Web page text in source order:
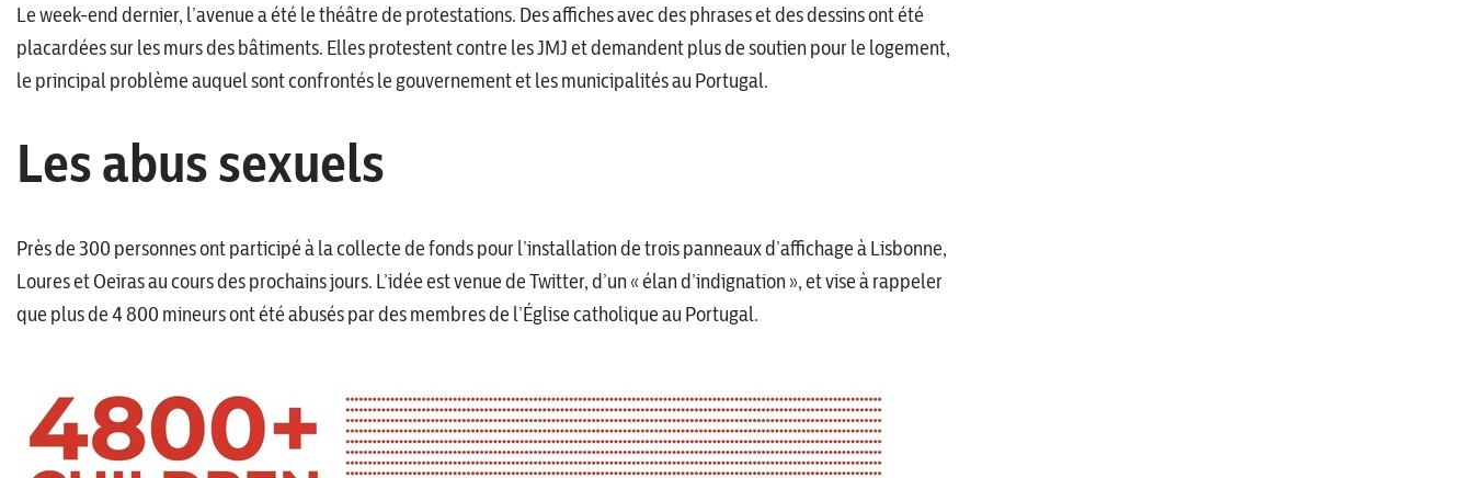
Le week-end dernier, l’avenue a été le théâtre de protestations. Des affiches avec des phrases et des dessins ont été
placardées sur les murs des bâtiments. Elles protestent contre les JMJ et demandent plus de soutien pour le logement,
le principal problème auquel sont confrontés le gouvernement et les municipalités au Portugal.
Les abus sexuels
Près de 300 personnes ont participé à la collecte de fonds pour l’installation de trois panneaux d’affichage à Lisbonne,
Loures et Oeiras au cours des prochains jours. L’idée est venue de Twitter, d’un « élan d’indignation », et vise à rappeler
que plus de 4 800 mineurs ont été abusés par des membres de l’Église catholique au Portugal.